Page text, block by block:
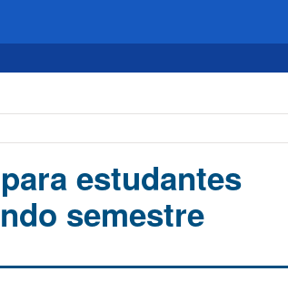
estudantes
semestre